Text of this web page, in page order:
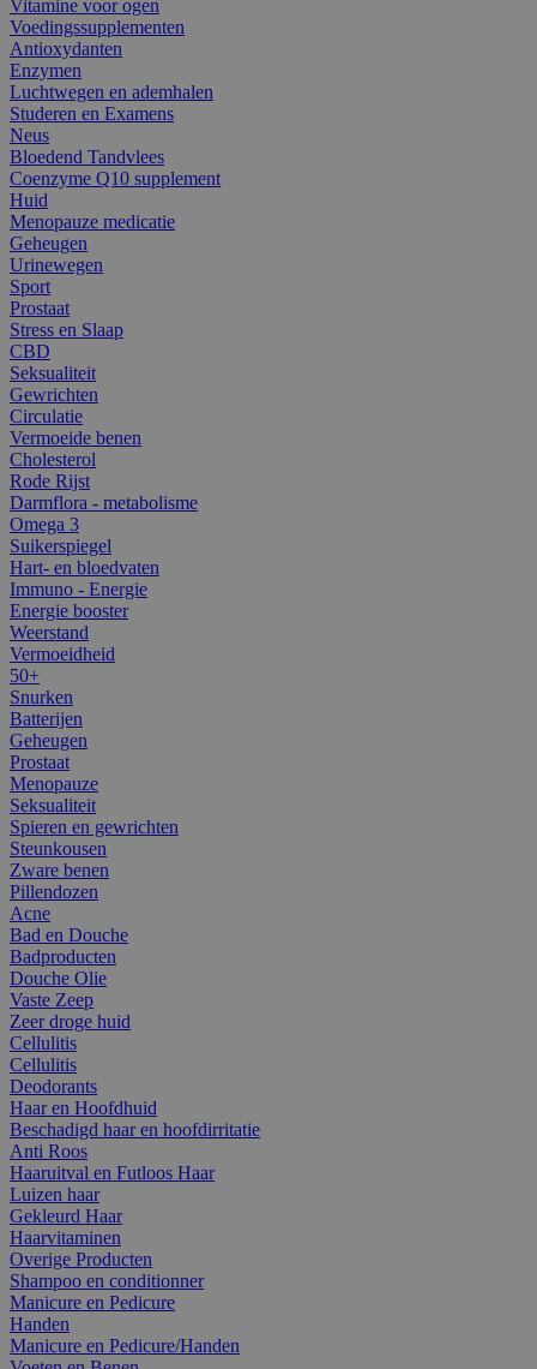
Vitamine voor ogen
Voedingssupplementen
Antioxydanten
Enzymen
Luchtwegen en ademhalen
Studeren en Examens
Neus
Bloedend Tandvlees
Coenzyme Q10 supplement
Huid
Menopauze medicatie
Geheugen
Urinewegen
Sport
Prostaat
Stress en Slaap
CBD
Seksualiteit
Gewrichten
Circulatie
Vermoeide benen
Cholesterol
Rode Rijst
Darmflora - metabolisme
Omega 3
Suikerspiegel
Hart- en bloedvaten
Immuno - Energie
Energie booster
Weerstand
Vermoeidheid
50+
Snurken
Batterijen
Geheugen
Prostaat
Menopauze
Seksualiteit
Spieren en gewrichten
Steunkousen
Zware benen
Pillendozen
Acne
Bad en Douche
Badproducten
Douche Olie
Vaste Zeep
Zeer droge huid
Cellulitis
Cellulitis
Deodorants
Haar en Hoofdhuid
Beschadigd haar en hoofdirritatie
Anti Roos
Haaruitval en Futloos Haar
Luizen haar
Gekleurd Haar
Haarvitaminen
Overige Producten
Shampoo en conditionner
Manicure en Pedicure
Handen
Manicure en Pedicure/Handen